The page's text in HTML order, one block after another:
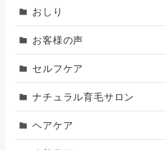
おしり
お客様の声
セルフケア
ナチュラル育毛サロン
ヘアケア